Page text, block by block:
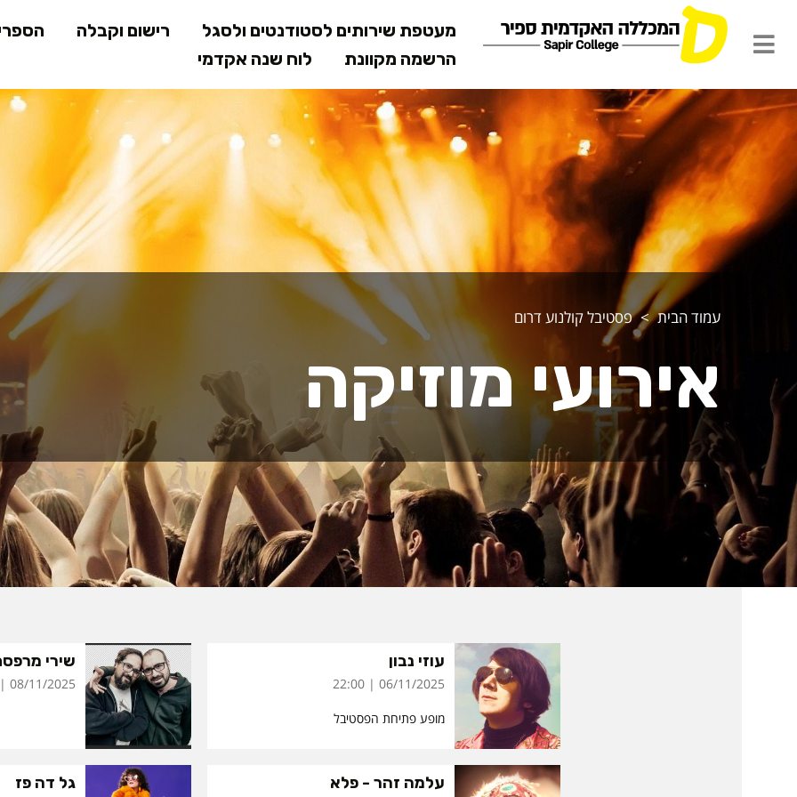
לתוכן
המרכזי
מעטפת שירותים לסטודנטים ולסגל רישום וקבלה
הרשמה מקוונת
לוח שנה אקדמי
עמוד הבית פסטיבל קולנוע דרום
אירועי מוזיקה
עוזי נבון
06/11/2025 | 22:00
מופע פתיחת הפסטיבל
שירי
08/11/2025 | 22:30
עלמה זהר - פלא גל דה פז